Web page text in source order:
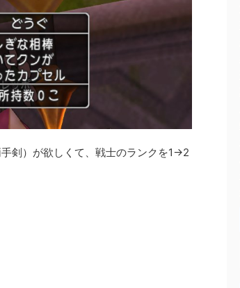
剣）が欲しくて、戦士のランクを1→2